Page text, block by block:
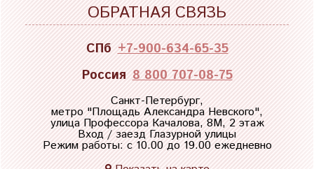
ОБРАТНАЯ СВЯЗЬ
СПб +7-900-634-65-35
Россия 8 800 707-08-75
Санкт-Петербург,
метро "Площадь Александра Невского",
улица Профессора Качалова, 8М, 2 этаж
Вход / заезд Глазурной улицы
Режим работы: с 10.00 до 19.00 ежедневно